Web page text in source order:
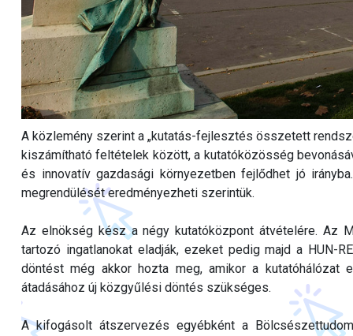
A közlemény szerint a „kutatás-fejlesztés összetett
kiszámítható feltételek között, a kutatóközösség
és innovatív gazdasági környezetben fejlődhet jó
megrendülését eredményezheti szerintük.
Az elnökség kész a négy kutatóközpont átvételére. Az
tartozó ingatlanokat eladják, ezeket pedig majd a HUN-
döntést még akkor hozta meg, amikor a
átadásához új közgyűlési döntés szükséges.
A kifogásolt átszervezés egyébként a